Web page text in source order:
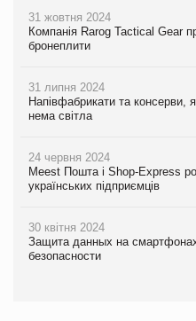
31 жовтня 2024
Компанія Rarog Tactical Gear
бронеплити
31 липня 2024
Напівфабрикати та консерви,
нема світла
24 червня 2024
Meest Пошта і Shop-Express
українських підприємців
30 квітня 2024
Защита данных на
безопасности